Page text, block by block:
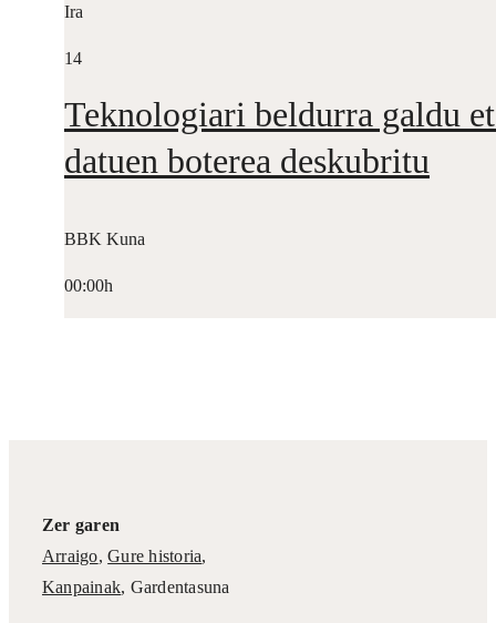
Ira
14
Teknologiari beldurra galdu
datuen boterea deskubritu
BBK Kuna
00:00h
Zer garen
Arraigo,Gure historia,
Kanpainak, Gardentasuna